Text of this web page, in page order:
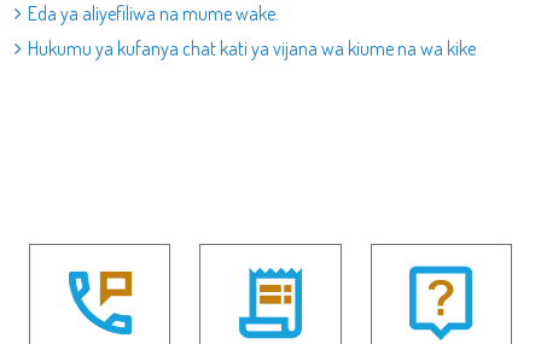
Eda ya aliyefiliwa na mume wake.
Hukumu ya kufanya chat kati ya vijana wa kiume na wa kike